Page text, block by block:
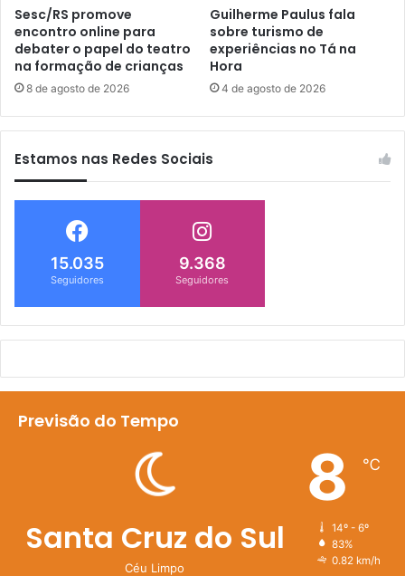
Sesc/RS promove
encontro online para
debater o papel do teatro
na formação de crianças
8 de agosto de 2026
Guilherme Paulus fala
sobre turismo de
experiências no Tá na
Hora
4 de agosto de 2026
Estamos nas Redes Sociais
15.035
Seguidores
9.368
Seguidores
Previsão do Tempo
Santa Cruz do Sul
Céu Limpo
8 ℃
14º - 6º
83%
0.82 km/h